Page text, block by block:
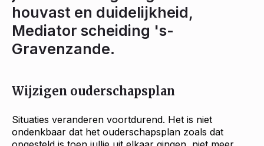
houvast en duidelijkheid,
Mediator scheiding 's-
Gravenzande.
Wijzigen ouderschapsplan
Situaties veranderen voortdurend. Het is niet
ondenkbaar dat het ouderschapsplan zoals dat